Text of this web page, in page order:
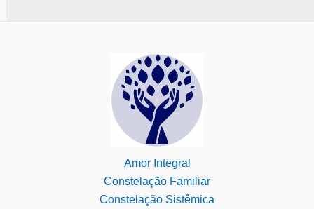
Amor Integral
Constelação Familiar
Constelação Sistêmica